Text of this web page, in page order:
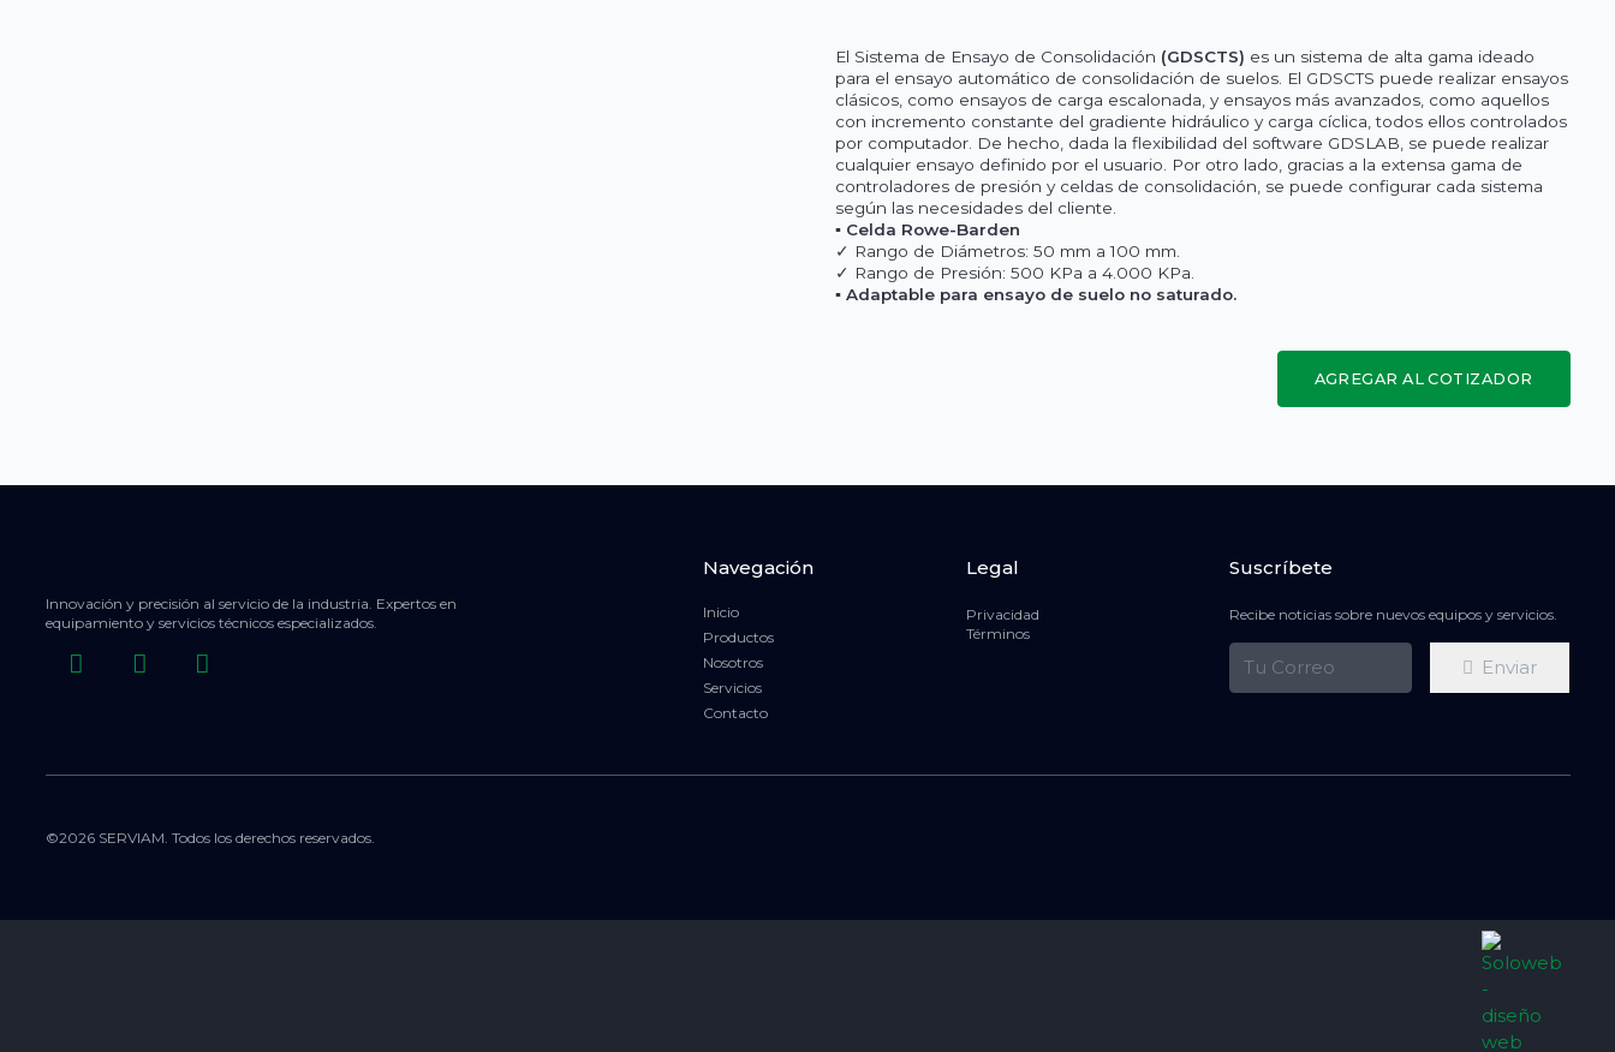
El Sistema de Ensayo de Consolidación (GDSCTS) es un sistema de alta gama ideado
para el ensayo automático de consolidación de suelos. El GDSCTS puede realizar ensayos
clásicos, como ensayos de carga escalonada, y ensayos más avanzados, como aquellos
con incremento constante del gradiente hidráulico y carga cíclica, todos ellos controlados
por computador. De hecho, dada la flexibilidad del software GDSLAB, se puede realizar
cualquier ensayo definido por el usuario. Por otro lado, gracias a la extensa gama de
controladores de presión y celdas de consolidación, se puede configurar cada sistema
según las necesidades del cliente.
▪ Celda Rowe-Barden
✓ Rango de Diámetros: 50 mm a 100 mm.
✓ Rango de Presión: 500 KPa a 4.000 KPa.
▪ Adaptable para ensayo de suelo no saturado.
AGREGAR AL COTIZADOR
Innovación y precisión al servicio de la industria. Expertos en
equipamiento y servicios técnicos especializados.
Navegación
Inicio
Productos
Nosotros
Servicios
Contacto
Legal
Privacidad
Términos
Suscríbete
Recibe noticias sobre nuevos equipos y servicios.
Enviar
©2026 SERVIAM. Todos los derechos reservados.